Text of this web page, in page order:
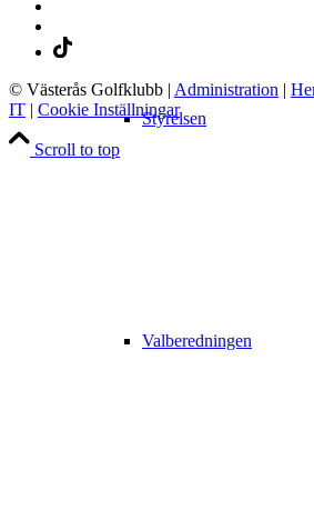
Styrelsen
Valberedningen
© Västerås Golfklubb Administration
IT
Cookie Inställningar
Scroll to top